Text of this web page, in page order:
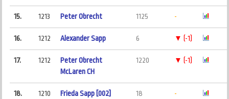
15. 1213 Peter Obrecht 1125 -
16. 1212 Alexander Sapp 6 ▼ (-1)
17. 1212
Peter Obrecht
McLaren CH
1220 ▼ (-1)
18. 1210 Frieda Sapp [002] 18 -